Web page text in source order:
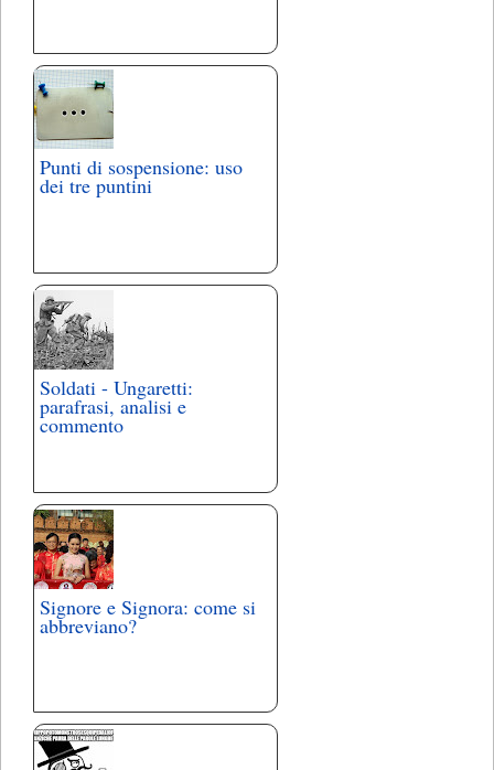
Punti di sospensione: uso
dei tre puntini
Soldati - Ungaretti:
parafrasi, analisi e
commento
Signore e Signora: come si
abbreviano?